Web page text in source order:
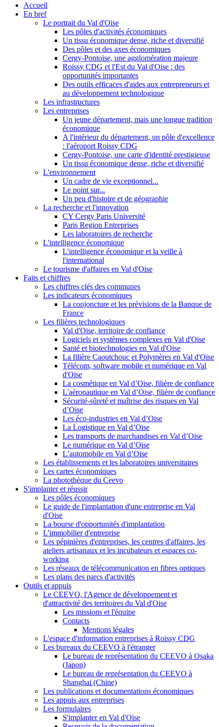
Accueil
En bref
Le portrait du Val d'Oise
Les pôles d'activités économiques
Un tissu économique dense, riche et diversifié
Des pôles et des axes économiques
Cergy-Pontoise, une agglomération majeure
Roissy CDG et l'Est du Val d'Oise : des
opportunités importantes
Des outils efficaces d'aides aux entrepreneurs et
au développement technologique
Les infrastructures
Les entreprises
Un jeune département, mais une longue tradition
économique
A l'intérieur du département, un pôle d'excellence
: l'aéroport Roissy CDG
Cergy-Pontoise, une carte d'identité prestigieuse
Un tissu économique dense, riche et diversifié
L'environnement
Un cadre de vie exceptionnel...
Le point sur...
Un peu d'histoire et de géographie
La recherche et l'innovation
CY Cergy Paris Université
Paris Region Entreprises
Les laboratoires de recherche
L'intelligence économique
L'intelligence économique et la veille à
l'international
Le tourisme d'affaires en Val d'Oise
Faits et chiffres
Les chiffres clés des communes
Les indicateurs économiques
La conjoncture et les prévisions de la Banque de
France
Les filières technologiques
Val d'Oise, territoire de confiance
Logiciels et systèmes complexes en Val d'Oise
Santé et biotechnologies en Val d'Oise
La filière Caoutchouc et Polymères en Val d'Oise
Télécom, software mobile et numérique en Val
d'Oise
La cosmétique en Val d’Oise, filière de confiance
L'aéronautique en Val d’Oise, filière de confiance
Sécurité-sûreté et maîtrise des risques en Val
d’Oise
Les éco-industries en Val d’Oise
La Logistique en Val d’Oise
Les transports de marchandises en Val d’Oise
Le numérique en Val d’Oise
L’automobile en Val d’Oise
Les établissements et les laboratoires universitaires
Les cartes économiques
La photothèque du Ceevo
S'implanter et réussir
Les pôles économiques
Le guide de l'implantation d'une entreprise en Val
d'Oise
La bourse d'opportunités d'implantation
L'immobilier d'entreprise
Les pépinières d'entreprises, les centres d'affaires, les
ateliers artisanaux et les incubateurs et espaces co-
working
Les réseaux de télécommunication en fibres optiques
Les plans des parcs d'activités
Outils et appuis
Le CEEVO, l'Agence de développement et
d'attractivité des territoires du Val d'Oise
Les missions et l'équipe
Contacts
Mentions légales
L'espace d'information entreprises à Roissy CDG
Les bureaux du CEEVO à l'étranger
Le bureau de représentation du CEEVO à Osaka
(Japon)
Le bureau de représentation du CEEVO à
Shanghai (Chine)
Les publications et documentations économiques
Les appuis aux entreprises
Les formulaires
S'implanter en Val d'Oise